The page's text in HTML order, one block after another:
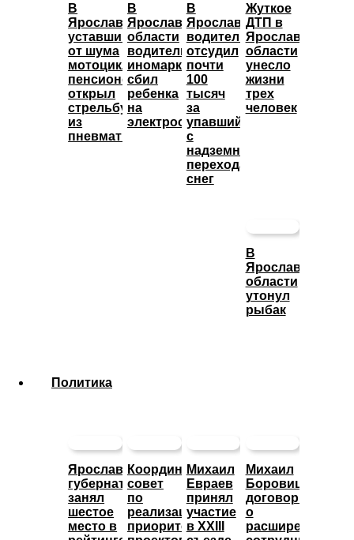
В
Ярославле
уставший
от шума
мотоциклов
пенсионер
открыл
стрельбу
из
пневматики
В
Ярославской
области
водитель
иномарки
сбил
ребенка
на
электросамокате
В
Ярославле
водитель
отсудил
почти
100
тысяч
за
упавший
с
надземного
перехода
снег
Жуткое
ДТП в
Ярославской
области
унесло
жизни
трех
человек
В
Ярославской
области
утонул
рыбак
Политика
Ярославский
губернатор
занял
шестое
место в
Координационный
совет
по
реализации
приоритетных
Михаил
Евраев
принял
участие
в XXIII
Михаил
Боровицкий
договорился
о
расширении